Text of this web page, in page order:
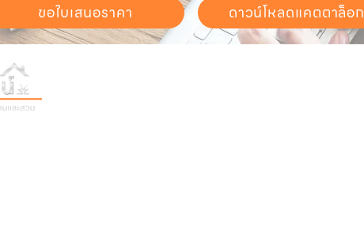
ขอใบเสนอราคา ดาวน์โหลดแคตตาล็อก